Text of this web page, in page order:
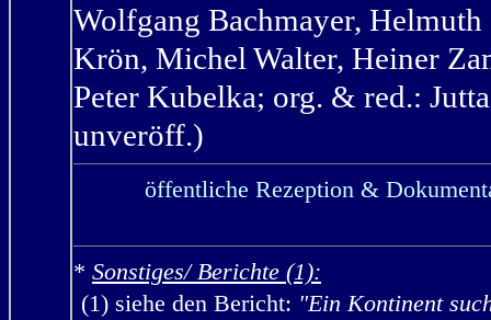
Wolfgang Bachmayer,
Krön, Michel Walter, Heiner
Peter Kubelka; org. & red.:
unveröff.)
öffentliche Rezeption &
* Sonstiges/ Berichte (1):
(1) siehe den Bericht: "Ein Kontinent